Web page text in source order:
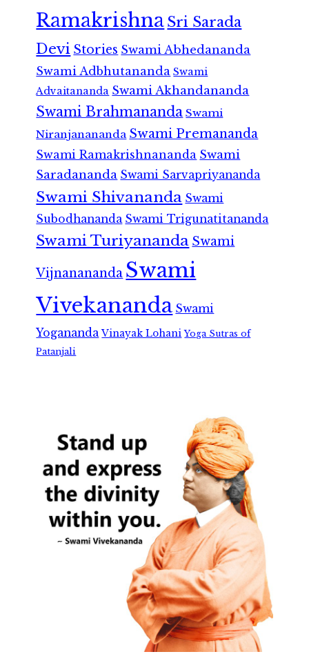
RamakrishnaSri Sarada
Devi Stories Swami Abhedananda
Swami Adbhutananda Swami
Advaitananda Swami Akhandananda
Swami Brahmananda Swami
Niranjanananda Swami Premananda
Swami Ramakrishnananda Swami
Saradananda Swami Sarvapriyananda
Swami Shivananda Swami
Subodhananda Swami Trigunatitananda
Swami Turiyananda Swami
Vijnanananda Swami
Vivekananda Swami
Yogananda Vinayak Lohani Yoga Sutras of
Patanjali